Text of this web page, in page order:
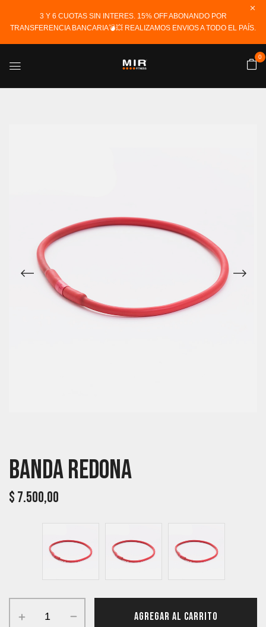
3 Y 6 CUOTAS SIN INTERES. 15% OFF ABONANDO POR
TRANSFERENCIA BANCARIA💣💥 REALIZAMOS ENVIOS A TODO EL PAÍS.
0
Banda Redona
$7.500,00
AGREGAR AL CARRITO